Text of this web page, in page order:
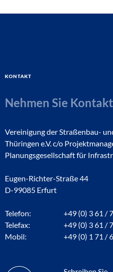
Kontakt
Nehmen Sie
Vereinigung der Straßenbau-
Thüringen e.V. c/o
Planungsgesellschaft für
Eugen-Richter-Straße 44
D-99085 Erfurt
Telefon:
+49 (0) 3 61 /
Telefax:
+49 (0) 3 61 /
Mobil:
+49 (0) 1 71 /